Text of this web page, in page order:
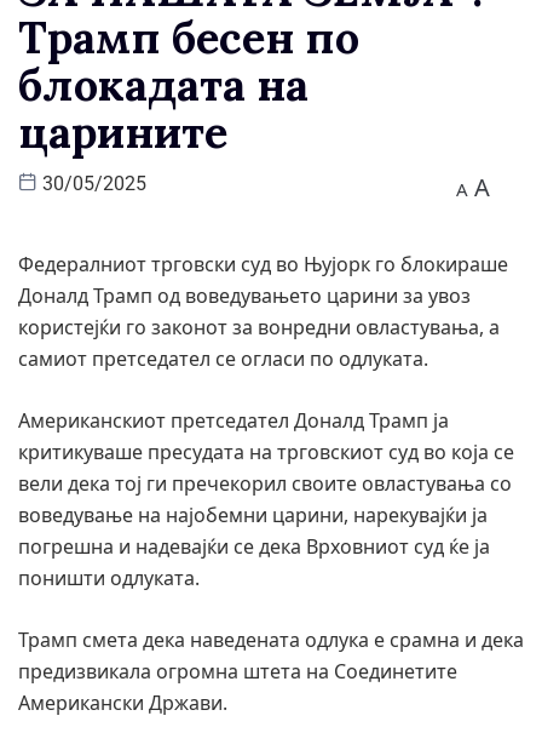
Трамп бесен по
блокадата на
царините
30/05/2025 A A
Федералниот трговски суд во Њујорк го блокираше
Доналд Трамп од воведувањето царини за увоз
користејќи го законот за вонредни овластувања, а
самиот претседател се огласи по одлуката.
Американскиот претседател Доналд Трамп ја
критикуваше пресудата на трговскиот суд во која се
вели дека тој ги пречекорил своите овластувања со
воведување на најобемни царини, нарекувајќи ја
погрешна и надевајќи се дека Врховниот суд ќе ја
поништи одлуката.
Трамп смета дека наведената одлука е срамна и дека
предизвикала огромна штета на Соединетите
Американски Држави.